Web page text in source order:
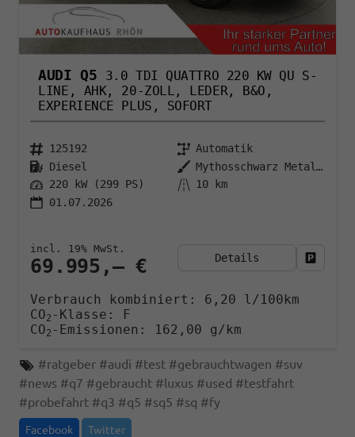
AUDI Q5
3.0 TDI QUATTRO 220 KW QU S-
LINE, AHK, 20-ZOLL, LEDER, B&O,
EXPERIENCE PLUS, SOFORT
125192
Automatik
Diesel
Mythosschwarz Metallic
220 kW (299 PS)
10 km
01.07.2026
69.995,– €
incl. 19% MwSt.
Details
Verbrauch kombiniert: 6,20 l/100km
CO2 -Klasse:
F
CO2 -Emissionen: 162,00 g/km
#ratgeber #audi #test #gebrauchtwagen #suv
#news #q7 #gebraucht #luxus #used #testfahrt
#probefahrt #q3 #q5 #sq5 #sq #fy
Facebook Twitter